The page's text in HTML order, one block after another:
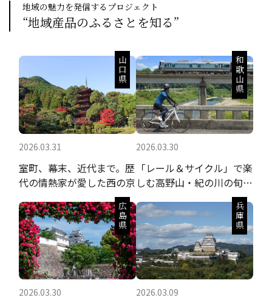
地域の魅力を発信するプロジェクト
“地域産品のふるさとを知る”
2026.03.31
山口県
室町、幕末、近代まで。歴
代の情熱家が愛した西の京
2026.03.30
和歌山県
「レール＆サイクル」で楽
しむ高野山・紀の川の旬の
2026.03.30
広島県
2026.03.09
兵庫県